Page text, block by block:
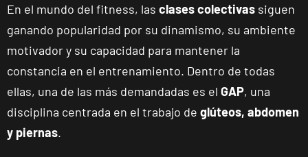
En el mundo del fitness, las clases colectivas siguen
ganando popularidad por su dinamismo, su ambiente
motivador y su capacidad para mantener la
constancia en el entrenamiento. Dentro de todas
ellas, una de las más demandadas es el GAP, una
disciplina centrada en el trabajo de glúteos, abdomen
y piernas.